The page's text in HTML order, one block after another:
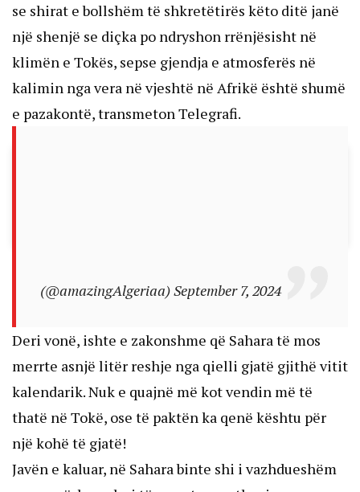
se shirat e bollshëm të shkretëtirës këto ditë janë
një shenjë se diçka po ndryshon rrënjësisht në
klimën e Tokës, sepse gjendja e atmosferës në
kalimin nga vera në vjeshtë në Afrikë është shumë
e pazakontë, transmeton Telegrafi.
(@amazingAlgeriaa)September 7, 2024
Deri vonë, ishte e zakonshme që Sahara të mos
merrte asnjë litër reshje nga qielli gjatë gjithë vitit
kalendarik. Nuk e quajnë më kot vendin më të
thatë në Tokë, ose të paktën ka qenë kështu për
një kohë të gjatë!
Javën e kaluar, në Sahara binte shi i vazhdueshëm